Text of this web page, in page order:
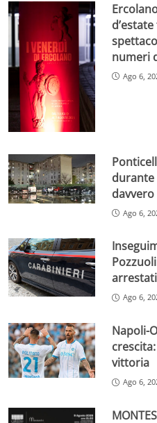
numeri
Ago 6,
durante
Ago 6,
Ago 6,
Napoli-
vittoria
Ago 6,